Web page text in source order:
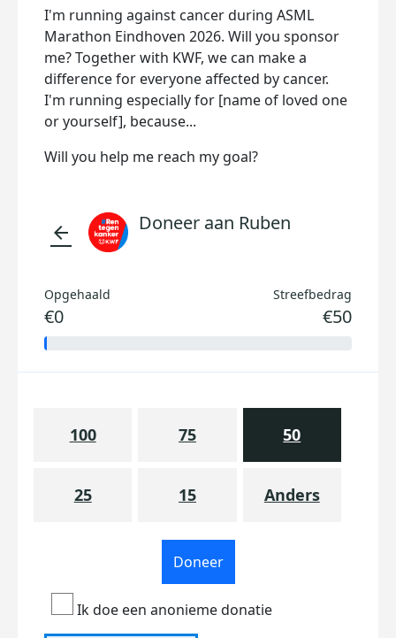
I'm running against cancer during ASML
Marathon Eindhoven 2026. Will you sponsor
me? Together with KWF, we can make a
difference for everyone affected by cancer.
I'm running especially for [name of loved one
or yourself], because...
Will you help me reach my goal?
arrow_back Doneer aan Ruben
Opgehaald
€0
Streefbedrag
€50
100 75 50
25 15 Anders
Doneer
Ik doe een anonieme donatie